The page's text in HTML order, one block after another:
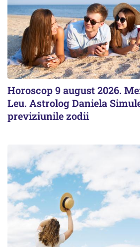
Horoscop 9 august 2026.
Leu. Astrolog Daniela
previziunile zodii